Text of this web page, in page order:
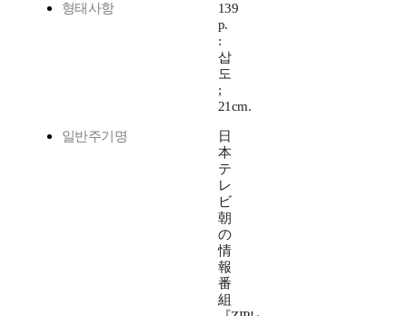
형태사항
139
p.
:
삽
도
;
21cm.
일반주기명
日
本
テ
レ
ビ
朝
の
情
報
番
組